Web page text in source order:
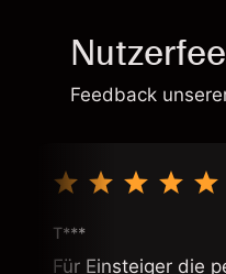
Feedback
T***
Für Einsteiger die